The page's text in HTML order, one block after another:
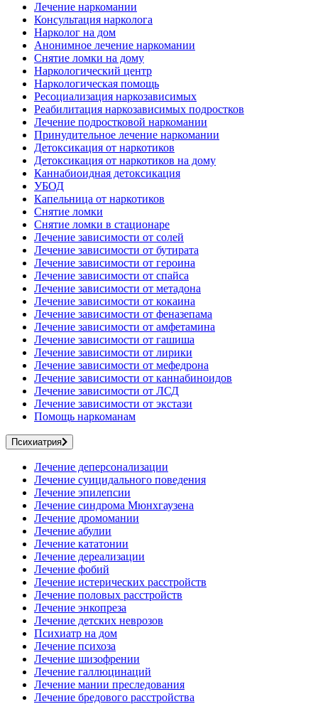
Лечение наркомании
Консультация нарколога
Нарколог на дом
Анонимное лечение наркомании
Снятие ломки на дому
Наркологический центр
Наркологическая помощь
Ресоциализация наркозависимых
Реабилитация наркозависимых подростков
Лечение подростковой наркомании
Принудительное лечение наркомании
Детоксикация от наркотиков
Детоксикация от наркотиков на дому
Каннабиоидная детоксикация
УБОД
Капельница от наркотиков
Снятие ломки
Снятие ломки в стационаре
Лечение зависимости от солей
Лечение зависимости от бутирата
Лечение зависимости от героина
Лечение зависимости от спайса
Лечение зависимости от метадона
Лечение зависимости от кокаина
Лечение зависимости от феназепама
Лечение зависимости от амфетамина
Лечение зависимости от гашиша
Лечение зависимости от лирики
Лечение зависимости от мефедрона
Лечение зависимости от каннабиноидов
Лечение зависимости от ЛСД
Лечение зависимости от экстази
Помощь наркоманам
Психиатрия
Лечение деперсонализации
Лечение суицидального поведения
Лечение эпилепсии
Лечение синдрома Мюнхгаузена
Лечение дромомании
Лечение абулии
Лечение кататонии
Лечение дереализации
Лечение фобий
Лечение истерических расстройств
Лечение половых расстройств
Лечение энкопреза
Лечение детских неврозов
Психиатр на дом
Лечение психоза
Лечение шизофрении
Лечение галлюцинаций
Лечение мании преследования
Лечение бредового расстройства